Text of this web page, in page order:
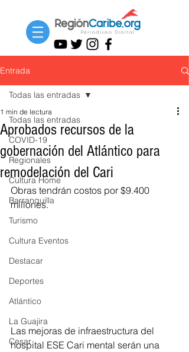
Entrada
Todas las entradas
COVID-19
Regionales
Cultura Home
Barranquilla
Turismo
Cultura Eventos
Destacar
Deportes
Atlántico
La Guajira
Cesar
Todas las entradas
Aprobados recursos de la
gobernación del Atlántico para
remodelación del Cari
1 min de lectura
Obras tendrán costos por $9.400
millones.
Las mejoras de infraestructura del
hospital ESE Cari mental serán una